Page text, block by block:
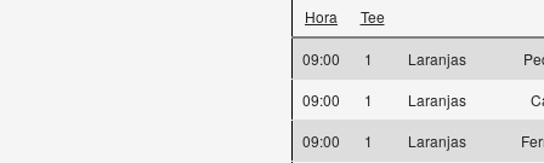
Hora Tee
09:00 1 Laranjas
09:00
1 Laranjas
09:00
1 Laranjas